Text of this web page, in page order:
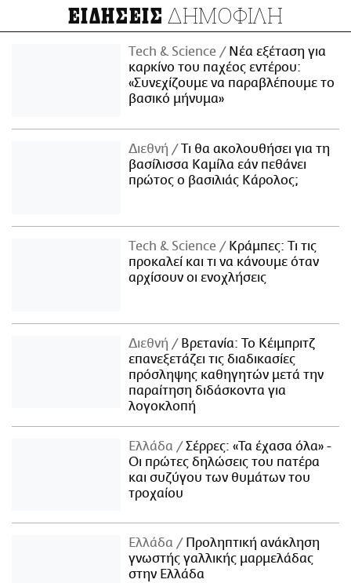
ΕΙΔΗΣΕΙΣ ΔΗΜΟΦΙΛΗ
Τech & Science
Νέα εξέταση για
καρκίνο του παχέος εντέρου:
«Συνεχίζουμε να παραβλέπουμε το
βασικό μήνυμα»
Διεθνή
Τι θα ακολουθήσει για τη
βασίλισσα Καμίλα εάν πεθάνει
πρώτος ο βασιλιάς Κάρολος;
Τech & Science
Κράμπες: Τι τις
προκαλεί και τι να κάνουμε όταν
αρχίσουν οι ενοχλήσεις
Διεθνή
Βρετανία: Το Κέιμπριτζ
επανεξετάζει τις διαδικασίες
πρόσληψης καθηγητών μετά την
παραίτηση διδάσκοντα για
λογοκλοπή
Ελλάδα
Σέρρες: «Τα έχασα όλα» -
Οι πρώτες δηλώσεις του πατέρα
και συζύγου των θυμάτων του
τροχαίου
Ελλάδα
Προληπτική ανάκληση
γνωστής γαλλικής μαρμελάδας
στην Ελλάδα